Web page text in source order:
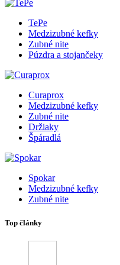
TePe
Medzizubné kefky
Zubné nite
Púzdra a stojančeky
Curaprox
Medzizubné kefky
Zubné nite
Držiaky
Špáradlá
Spokar
Medzizubné kefky
Zubné nite
Top články